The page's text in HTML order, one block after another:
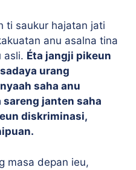
ti saukur hajatan jati
anu asalna tina
asli. Éta jangji pikeun
urang
saha anu
janten saha
diskriminasi,
masa depan ieu,